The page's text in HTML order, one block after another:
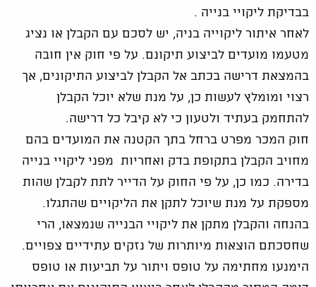
בבדיקת ליקויי בנייה .
לאחר איתור ליקוייה בניה, יש לסכם עם הקבלן או נציג
מטעמו מועדים לביצוע תיקונם. על פי חוק אין חובה
בהמצאת דרישה בכתב אל הקבלן לביצוע התיקונים, אך
רצוי ומומלץ לעשות כן, על מנת שלא יוכל הקבלן
להתחמק בעתיד ולטעון כי לא קיבל כל דרישה.
חוק המכר מפרט ברחל בתך הקטנה את המועדים בהם
מחויב הקבלן בתקופת בדק ואחריות מפני ליקויי בנייה
בדירה. כמו כן, על פי החוק על הדייר לתת לקבלן שהות
מספקת על מנת שיוכל לתקן את הליקויים שהתגלו.
בהנחה והקבלן מתקן את ליקויי הבנייה שנמצאו, הרי
שחסכתם הוצאות מיותרות של נזקים עתידיים צפויים.
הימנעו מחתימה על טופס ויתור על תביעות או טופס